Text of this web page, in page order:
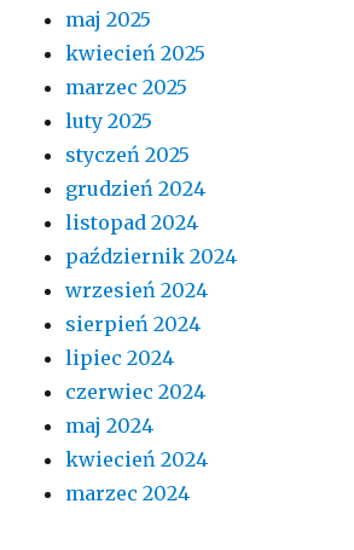
maj 2025
kwiecień 2025
marzec 2025
luty 2025
styczeń 2025
grudzień 2024
listopad 2024
październik 2024
wrzesień 2024
sierpień 2024
lipiec 2024
czerwiec 2024
maj 2024
kwiecień 2024
marzec 2024